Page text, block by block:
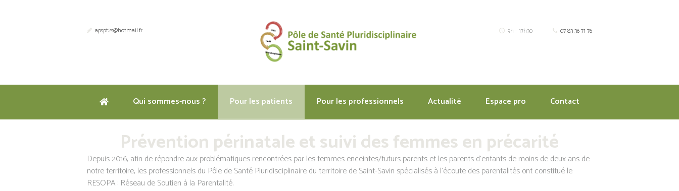
apspt2s@hotmail.fr 07 83 36 71 76
9h - 17h30
Qui sommes-nous ? Pour les patients Pour les professionnels Actualité Espace pro Contact
Prévention périnatale et suivi des femmes en précarité
Depuis 2016, afin de répondre aux problématiques rencontrées par les femmes enceintes/futurs parents et les parents d’enfants de moins de deux ans de
notre territoire, les professionnels du Pôle de Santé Pluridisciplinaire du territoire de Saint-Savin spécialisés à l’écoute des parentalités ont constitué le
RESOPA : Réseau de Soutien à la Parentalité.